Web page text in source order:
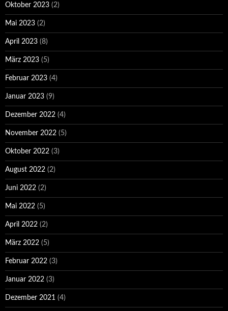
Oktober 2023 (2)
Mai 2023 (2)
April 2023 (8)
März 2023 (5)
Februar 2023 (4)
Januar 2023 (9)
Dezember 2022 (4)
November 2022 (5)
Oktober 2022 (3)
August 2022 (2)
Juni 2022 (2)
Mai 2022 (5)
April 2022 (2)
März 2022 (5)
Februar 2022 (3)
Januar 2022 (3)
Dezember 2021 (4)